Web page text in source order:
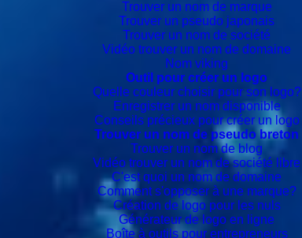
Trouver un nom de marque
Trouver un pseudo japonais
Trouver un nom de société
Vidéo trouver un nom de domaine
Nom viking
Outil pour créer un logo
Quelle couleur choisir pour son logo?
Enregistrer un nom disponible
Conseils précieux pour créer un logo
Trouver un nom de pseudo breton
Trouver un nom de blog
Vidéo trouver un nom de société libre
C'est quoi un nom de domaine
Comment s'opposer à une marque?
Création de logo pour les nuls
Générateur de logo en ligne
Boîte à outils pour entrepreneurs